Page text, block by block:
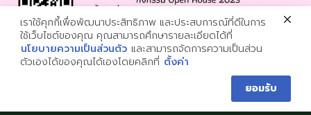
phitsanulok@imperialschool.ac.th
2026 © Imperial Bilingual School. All Rights Reserved.
เราใช้คุกกี้เพื่อพัฒนาประสิทธิภาพ และประสบการณ์ที่ดีในการ
ใช้เว็บไซต์ของคุณ คุณสามารถศึกษารายละเอียดได้ที่
นโยบายความเป็นส่วนตัว และสามารถจัดการความเป็นส่วน
ตัวเองได้ของคุณได้เองโดยคลิกที่ ตั้งค่า
ยอมรับ
ติดต่อเรา